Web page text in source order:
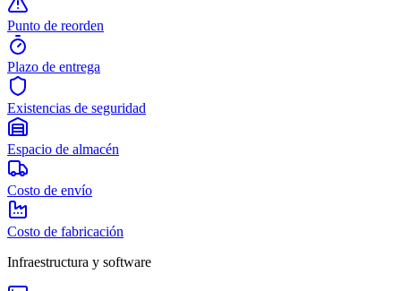
Punto de reorden
Plazo de entrega
Existencias de seguridad
Espacio de almacén
Costo de envío
Costo de fabricación
Infraestructura y software